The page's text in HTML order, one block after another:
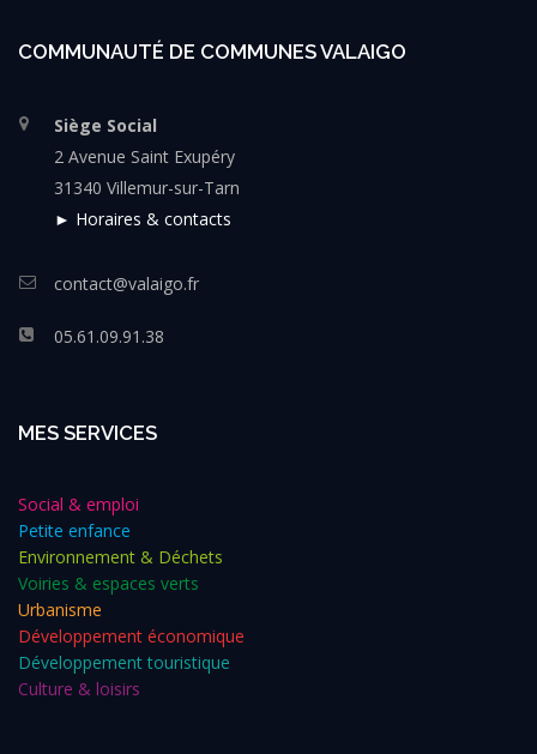
COMMUNAUTÉ DE COMMUNES VALAIGO
Siège Social
2 Avenue Saint Exupéry
31340 Villemur-sur-Tarn
► Horaires & contacts
contact@valaigo.fr
05.61.09.91.38
MES SERVICES
Social & emploi
Petite enfance
Environnement & Déchets
Voiries & espaces verts
Urbanisme
Développement économique
Développement touristique
Culture & loisirs